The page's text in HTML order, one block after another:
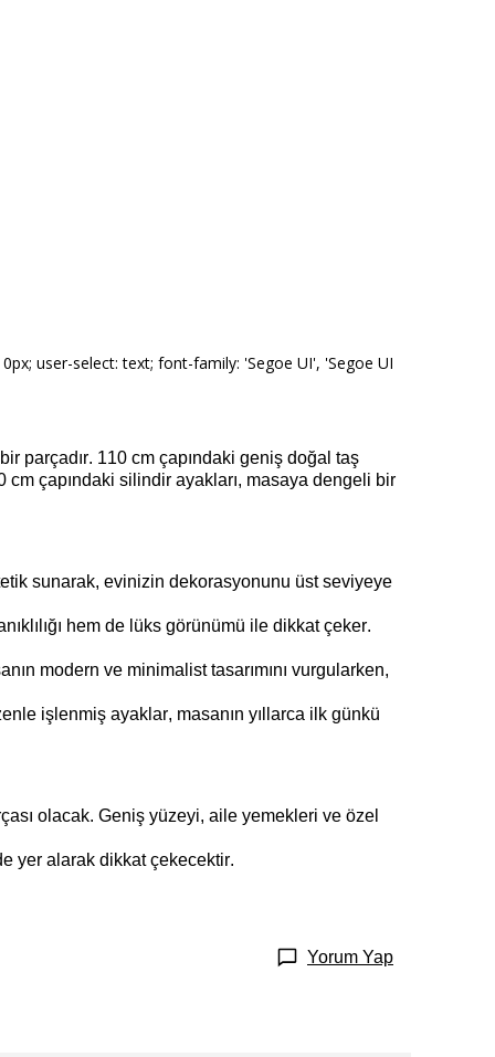
user-select: text; font-family: 'Segoe UI', 'Segoe UI
parçadır. 110 cm çapındaki geniş doğal taş
çapındaki silindir ayakları, masaya dengeli bir
sunarak, evinizin dekorasyonunu üst seviyeye
hem de lüks görünümü ile dikkat çeker.
modern ve minimalist tasarımını vurgularken,
işlenmiş ayaklar, masanın yıllarca ilk günkü
olacak. Geniş yüzeyi, aile yemekleri ve özel
yer alarak dikkat çekecektir.
Yorum Yap